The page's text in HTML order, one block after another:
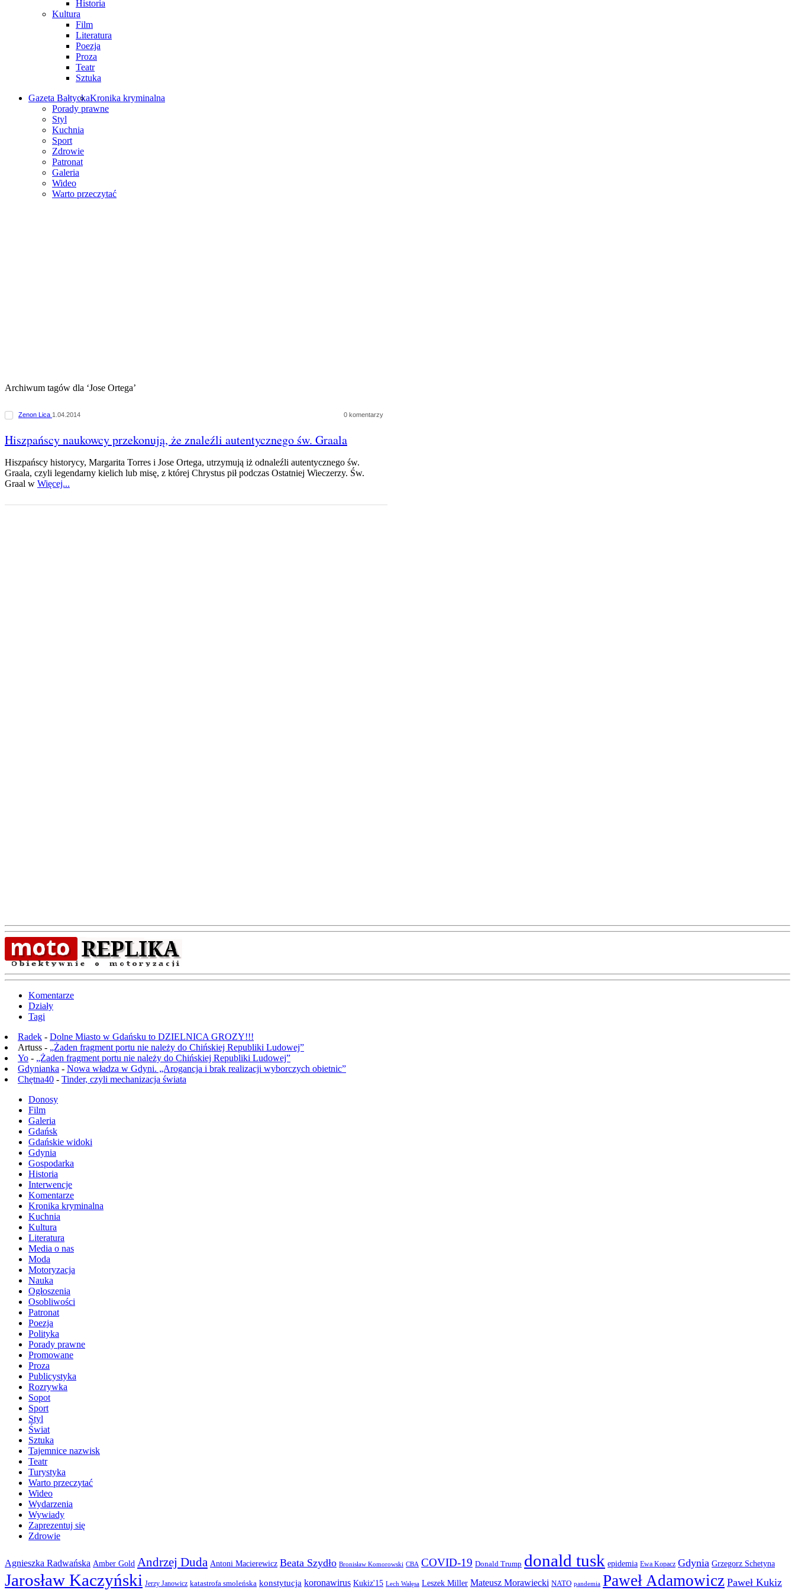
Historia
Kultura
Film
Literatura
Poezja
Proza
Teatr
Sztuka
Gazeta BałtyckaKronika kryminalna
Porady prawne
Styl
Kuchnia
Sport
Zdrowie
Patronat
Galeria
Wideo
Warto przeczytać
Archiwum tagów dla ‘Jose Ortega’
Zenon Lica 1.04.2014 0 komentarzy
Hiszpańscy naukowcy przekonują, że znaleźli autentycznego św. Graala
Hiszpańscy historycy, Margarita Torres i Jose Ortega, utrzymują iż odnaleźli autentycznego św.
Graala, czyli legendarny kielich lub misę, z której Chrystus pił podczas Ostatniej Wieczerzy. Św.
Graal w Więcej...
Komentarze
Działy
Tagi
Radek - Dolne Miasto w Gdańsku to DZIELNICA GROZY!!!
Artuss - „Żaden fragment portu nie należy do Chińskiej Republiki Ludowej”
Yo - „Żaden fragment portu nie należy do Chińskiej Republiki Ludowej”
Gdynianka - Nowa władza w Gdyni. „Arogancja i brak realizacji wyborczych obietnic”
Chętna40 - Tinder, czyli mechanizacja świata
Donosy
Film
Galeria
Gdańsk
Gdańskie widoki
Gdynia
Gospodarka
Historia
Interwencje
Komentarze
Kronika kryminalna
Kuchnia
Kultura
Literatura
Media o nas
Moda
Motoryzacja
Nauka
Ogłoszenia
Osobliwości
Patronat
Poezja
Polityka
Porady prawne
Promowane
Proza
Publicystyka
Rozrywka
Sopot
Sport
Styl
Świat
Sztuka
Tajemnice nazwisk
Teatr
Turystyka
Warto przeczytać
Wideo
Wydarzenia
Wywiady
Zaprezentuj się
Zdrowie
Agnieszka Radwańska Amber Gold Andrzej Duda Antoni Macierewicz Beata Szydło Bronisław Komorowski CBA COVID-19 Donald Trump donald tusk epidemia Ewa Kopacz Gdynia Grzegorz Schetyna
Jarosław Kaczyński Jerzy Janowicz katastrofa smoleńska konstytucja koronawirus Kukiz'15 Lech Wałęsa Leszek Miller Mateusz Morawiecki NATO pandemia Paweł Adamowicz Paweł Kukiz